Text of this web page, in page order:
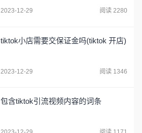
2023-12-29 阅读 2280
tiktok小店需要交保证金吗(tiktok 开店)
2023-12-29 阅读 1346
包含tiktok引流视频内容的词条